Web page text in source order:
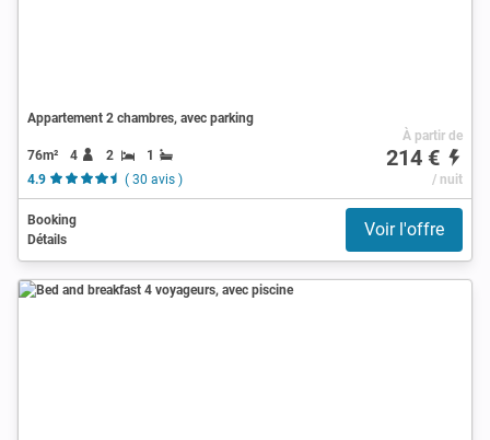
Appartement 2 chambres, avec parking
76m² 4 2
1
4.9
( 30 avis )
À partir de
214 €
/ nuit
Booking
Détails
Voir l'offre